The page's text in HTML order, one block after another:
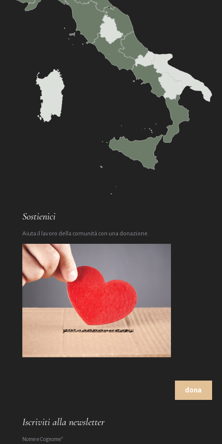
Sostienici
Aiuta il lavoro della comunità con una donazione.
dona
Iscriviti alla newsletter
Nome e Cognome*